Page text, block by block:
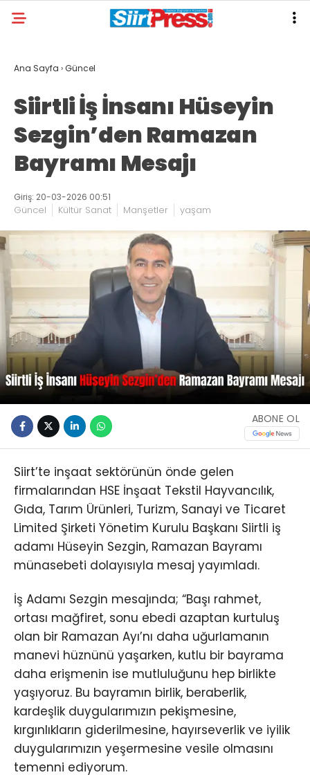
Ana Sayfa ›Güncel
Siirtli İş İnsanı Hüseyin
Sezgin’den Ramazan
Bayramı Mesajı
Giriş: 20-03-2026 00:51
Güncel Kültür Sanat Manşetler yaşam
ABONE OL
Siirt’te inşaat sektörünün önde gelen
firmalarından HSE İnşaat Tekstil Hayvancılık,
Gıda, Tarım Ürünleri, Turizm, Sanayi ve Ticaret
Limited Şirketi Yönetim Kurulu Başkanı Siirtli iş
adamı Hüseyin Sezgin, Ramazan Bayramı
münasebeti dolayısıyla mesaj yayımladı.
İş Adamı Sezgin mesajında; “Başı rahmet,
ortası mağfiret, sonu ebedi azaptan kurtuluş
olan bir Ramazan Ayı’nı daha uğurlamanın
manevi hüznünü yaşarken, kutlu bir bayrama
daha erişmenin ise mutluluğunu hep birlikte
yaşıyoruz. Bu bayramın birlik, beraberlik,
kardeşlik duygularımızın pekişmesine,
kırgınlıkların giderilmesine, hayırseverlik ve iyilik
duygularımızın yeşermesine vesile olmasını
temenni ediyorum.